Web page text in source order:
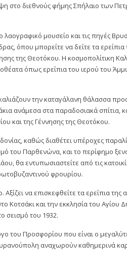
στο διεθνούς φήμης Σπήλαιο των
μουσείο και τις πηγές
όπου μπορείτε να δείτε τα ερείπια
της Θεοτόκου. Η κοσμοπολίτικη
όπως ερείπια του ιερού του
την καταγάλανη θάλασσα
ανάμεσα στα παραδοσιακά σπίτια,
και της Γέννησης της Θεοτόκου.
καθώς διαθέτει υπέροχες
του Παρθενώνα, και το περίφημο
θα εντυπωσιαστείτε από τις
φρουρίου.
να επισκεφθείτε τα ερείπια της
Κοτσάκι και την εκκλησία του Αγίου
σεισμό του 1932.
του Προσφορίου που είναι ο
αναχωρούν καθημερινά